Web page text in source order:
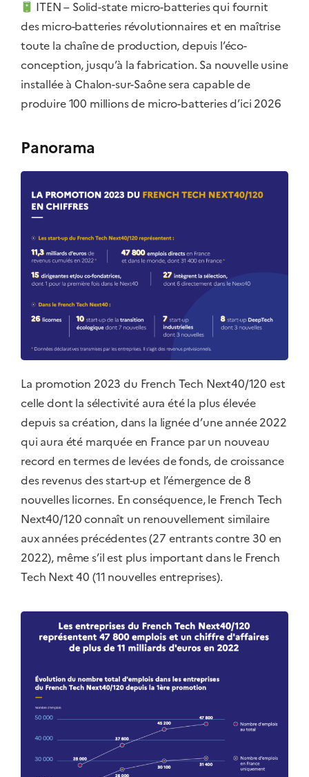
ITEN – Solid-state micro-batteries qui fournit
des micro-batteries révolutionnaires et en maîtrise
toute la chaîne de production, depuis l’éco-
conception, jusqu’à la fabrication. Sa nouvelle usine
installée à Chalon-sur-Saône sera capable de
produire 100 millions de micro-batteries d’ici 2026
Panorama
La promotion 2023 du French Tech Next40/120 est
celle dont la sélectivité aura été la plus élevée
depuis sa création, dans la lignée d’une année 2022
qui aura été marquée en France par un nouveau
record en termes de levées de fonds, de croissance
des revenus des start-up et l’émergence de 8
nouvelles licornes. En conséquence, le French Tech
Next40/120 connaît un renouvellement similaire
aux années précédentes (27 entrants contre 30 en
2022), même s’il est plus important dans le French
Tech Next 40 (11 nouvelles entreprises).